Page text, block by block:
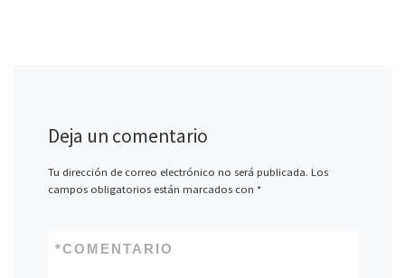
Deja un comentario
Tu dirección de correo electrónico no será publicada. Los
campos obligatorios están marcados con *
COMENTARIO
*